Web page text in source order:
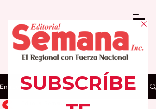
Entrada